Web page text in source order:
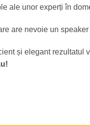
ale unor experți în
are nevoie un speaker
și elegant rezultatul